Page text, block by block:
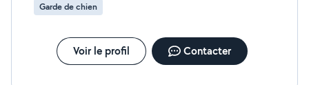
Garde de chien
Voir le profil Contacter